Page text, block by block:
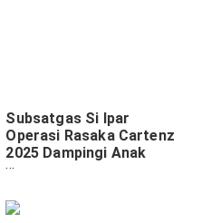
Subsatgas Si Ipar
Operasi Rasaka Cartenz
2025 Dampingi Anak
Putus Sekolah di Rumah